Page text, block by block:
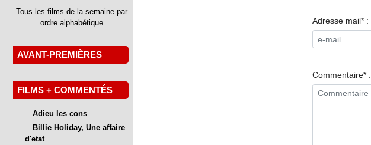
Tous les films de la semaine par
ordre alphabétique
AVANT-PREMIÈRES
FILMS + COMMENTÉS
Adieu les cons
Billie Holiday, Une affaire
d'etat
Adresse mail* :
Commentaire* :